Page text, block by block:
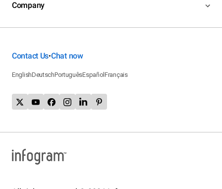
Company
Contact Us•Chat now
EnglishDeutschPortuguêsEspañolFrançais